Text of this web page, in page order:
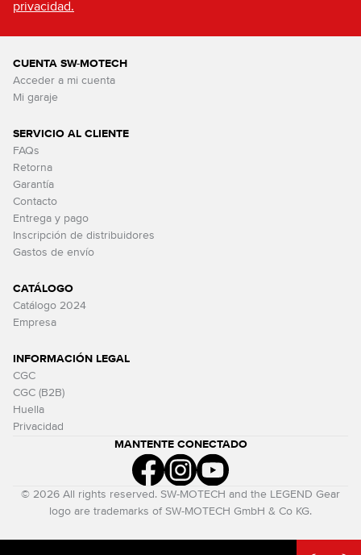
privacidad.
CUENTA SW-MOTECH
Acceder a mi cuenta
Mi garaje
SERVICIO AL CLIENTE
FAQs
Retorna
Garantía
Contacto
Entrega y pago
Inscripción de distribuidores
Gastos de envío
CATÁLOGO
Catálogo 2024
Empresa
INFORMACIÓN LEGAL
CGC
CGC (B2B)
Huella
Privacidad
MANTENTE CONECTADO
© 2026 All rights reserved. SW-MOTECH and the LEGEND Gear
logo are trademarks of SW-MOTECH GmbH & Co KG.